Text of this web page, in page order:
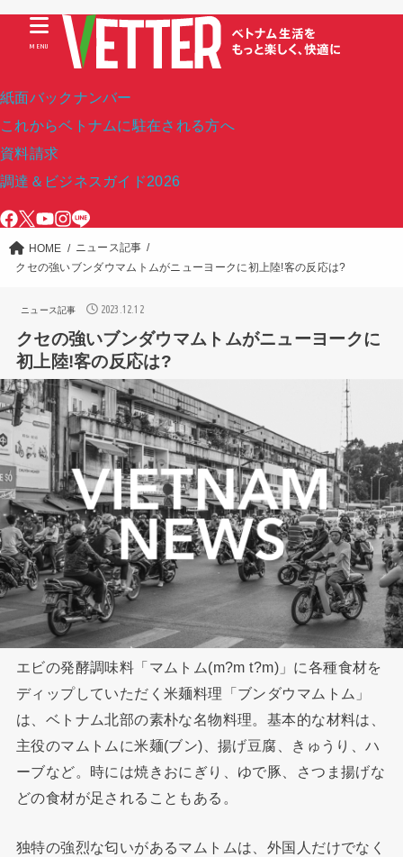
紙面バックナンバー
これからベトナムに駐在される方へ
資料請求
調達＆ビジネスガイド2026
MENU
HOME
ニュース記事
クセの強いブンダウマムトムがニューヨークに初上陸!客の反応は?
ニュース記事 2023.12.12
クセの強いブンダウマムトムがニューヨークに
初上陸!客の反応は?
エビの発酵調味料「マムトム(m?m t?m)」に各種食材を
ディップしていただく米麺料理「ブンダウマムトム」
は、ベトナム北部の素朴な名物料理。基本的な材料は、
主役のマムトムに米麺(ブン)、揚げ豆腐、きゅうり、ハ
ーブなど。時には焼きおにぎり、ゆで豚、さつま揚げな
どの食材が足されることもある。
独特の強烈な匂いがあるマムトムは、外国人だけでなく